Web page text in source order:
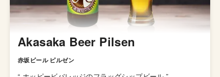
Akasaka Beer Pilsen
赤坂ビール ピルゼン